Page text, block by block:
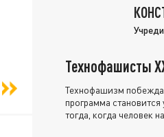
Технофашисты
Технофашизм
программа
тогда, когда человек